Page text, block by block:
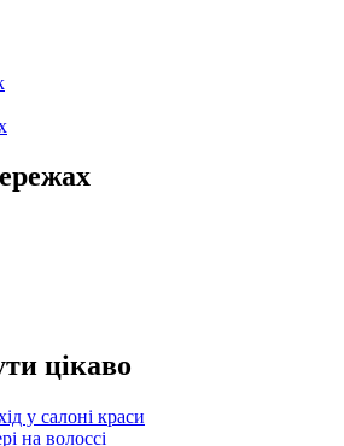
цікаво
у салоні краси
на волоссі